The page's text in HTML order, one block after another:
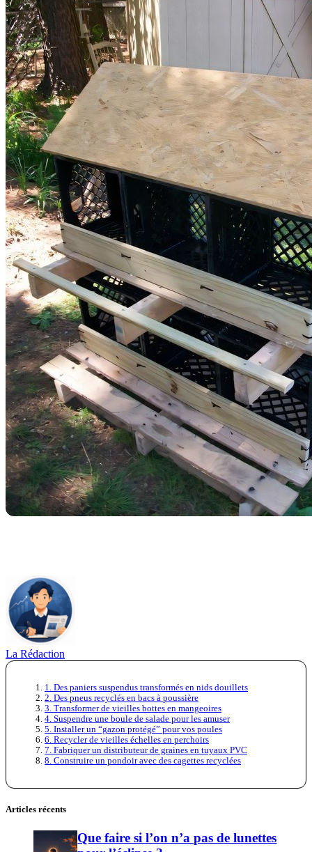
La Rédaction
1. Des paniers suspendus transformés en nids douillets
2. Des pneus recyclés en bacs à poussière
3. Transformer de vieilles bottes en mangeoires
4. Suspendre une boule de salade pour les amuser
5. Installer un “gazon protégé” pour vos poules
6. Recycler de vieilles échelles en perchoirs
7. Fabriquer un distributeur de graines en tuyaux PVC
8. Construire un pondoir avec des cagettes recyclées
Articles récents
Que faire si l’on n’a pas de lunettes